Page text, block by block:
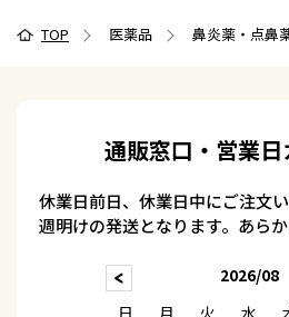
TOP 医薬品 鼻炎薬・点鼻
通販窓口・営業
休業日前日、休業日中にご注文
週明けの発送となります。あら
2026/08
日
月 火 水